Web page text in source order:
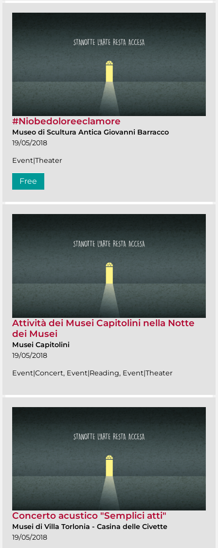
#Niobedoloreeclamore
Museo di Scultura Antica Giovanni Barracco
19/05/2018
Event|Theater
Free
Attività dei Musei Capitolini nella Notte
dei Musei
Musei Capitolini
19/05/2018
Event|Concert, Event|Reading, Event|Theater
Concerto acustico "Semplici atti"
Musei di Villa Torlonia - Casina delle Civette
19/05/2018